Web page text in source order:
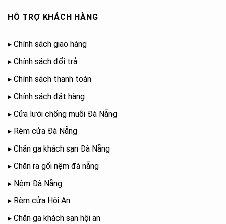
HỖ TRỢ KHÁCH HÀNG
▸ Chính sách giao hàng
▸ Chính sách đổi trả
▸ Chính sách thanh toán
▸ Chính sách đặt hàng
▸ Cửa lưới chống muỗi Đà Nẵng
▸ Rèm cửa Đà Nẵng
▸ Chăn ga khách sạn Đà Nẵng
▸ Chăn ra gối nệm đà nẵng
▸ Nệm Đà Nẵng
▸ Rèm cửa Hội An
▸ Chăn ga khách sạn hội an